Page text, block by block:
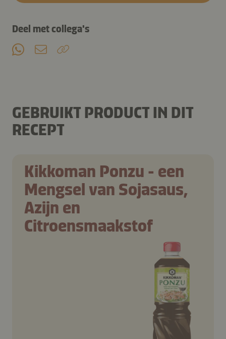
Deel met collega's
GEBRUIKT PRODUCT IN DIT
RECEPT
Kikkoman Ponzu - een
Mengsel van Sojasaus,
Azijn en
Citroensmaakstof